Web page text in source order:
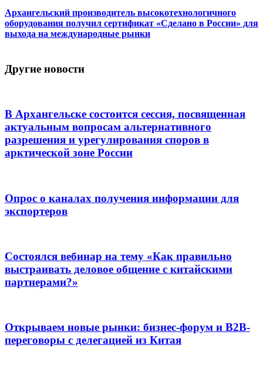
Архангельский производитель высокотехнологичного
оборудования получил сертификат «Сделано в России» для
выхода на международные рынки
Другие новости
В Архангельске состоится сессия, посвященная
актуальным вопросам альтернативного
разрешения и урегулирования споров в
арктической зоне России
Опрос о каналах получения информации для
экспортеров
Состоялся вебинар на тему «Как правильно
выстраивать деловое общение с китайскими
партнерами?»
Открываем новые рынки: бизнес-форум и B2B-
переговоры с делегацией из Китая